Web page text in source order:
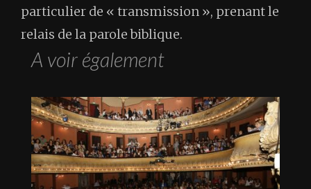
particulier de « transmission », prenant le
relais de la parole biblique.
A voir également